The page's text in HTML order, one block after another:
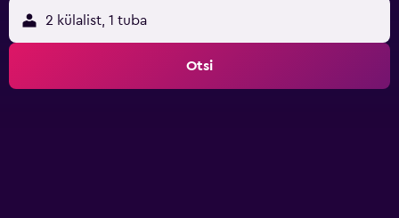
2 külalist, 1 tuba
Otsi